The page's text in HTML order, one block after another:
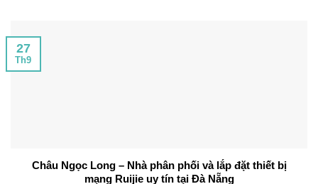
Châu Ngọc Long – Nhà phân phối và lắp đặt thiết bị
mạng Ruijie uy tín tại Đà Nẵng
27
Th9